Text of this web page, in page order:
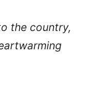
the country,